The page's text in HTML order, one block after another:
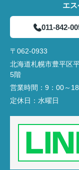
エ
011-842-
〒062-0933
北海道札幌市豊平区
5階
営業時間： 9：00～
定休日： 水曜日